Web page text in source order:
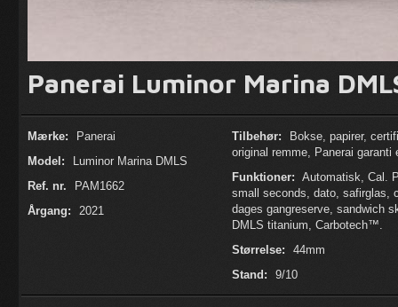
Panerai Luminor Marina
Mærke:
Panerai
Model:
Luminor Marina DMLS
Ref. nr.
PAM1662
Årgang:
2021
Tilbehør:
Bokse, papirer,
original remme, Panerai garanti
Funktioner: Automatisk, Cal.
small seconds, dato, safirglas,
dages gangreserve, sandwich
DMLS titanium, Carbotech™.
Størrelse:
44mm
Stand:
9/10